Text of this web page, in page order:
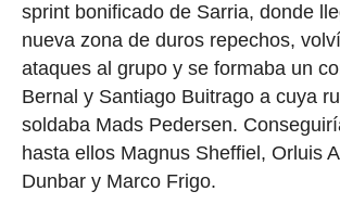
sprint bonificado de Sarria, donde
nueva zona de duros repechos,
ataques al grupo y se formaba un
Bernal y Santiago Buitrago a cuya
soldaba Mads Pedersen.
hasta ellos Magnus Sheffiel, Orluis
Dunbar y Marco Frigo.